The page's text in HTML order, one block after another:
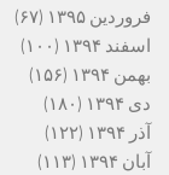
فروردین ۱۳۹۵
(۶۷)
اسفند ۱۳۹۴
(۱۰۰)
بهمن ۱۳۹۴
(۱۵۶)
دی ۱۳۹۴
(۱۸۰)
آذر ۱۳۹۴
(۱۲۲)
آبان ۱۳۹۴
(۱۱۳)